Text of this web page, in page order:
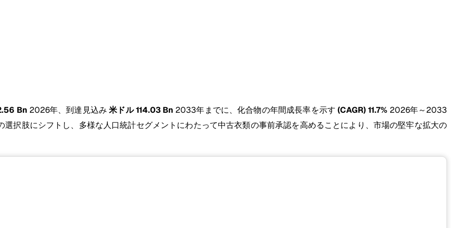
Bn 2026年、到達見込み米ドル 114.03 Bn 2033年までに、化合物の年間成長率を示す(CAGR) 11.7% 2026年～2033
択肢にシフトし、多様な人口統計セグメントにわたって中古衣類の事前承認を高めることにより、市場の堅牢な拡大の